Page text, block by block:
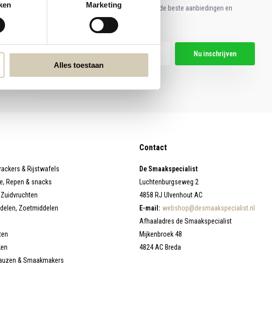
Marketing
Alles toestaan
Meld je aan voor onze nieuwsbrief en ontvang de beste aanbiedingen en
Nu inschrijven
& Rijstwafels
Repen & snacks
Zoetmiddelen
& Smaakmakers
Contact
De Smaakspecialist
Luchtenburgseweg 2
4858 RJ Ulvenhout AC
E-mail: webshop@desmaakspecialist.nl
Afhaaladres de Smaakspecialist
Mijkenbroek 48
4824 AC Breda